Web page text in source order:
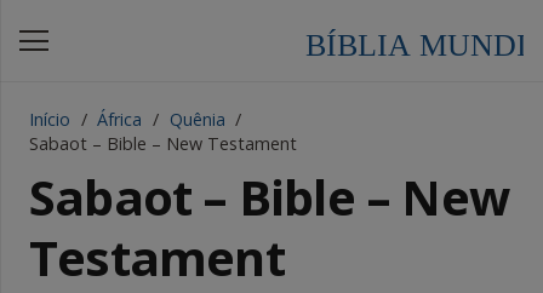
Início / África / Quênia /
Sabaot – Bible – New Testament
Sabaot – Bible – New
Testament